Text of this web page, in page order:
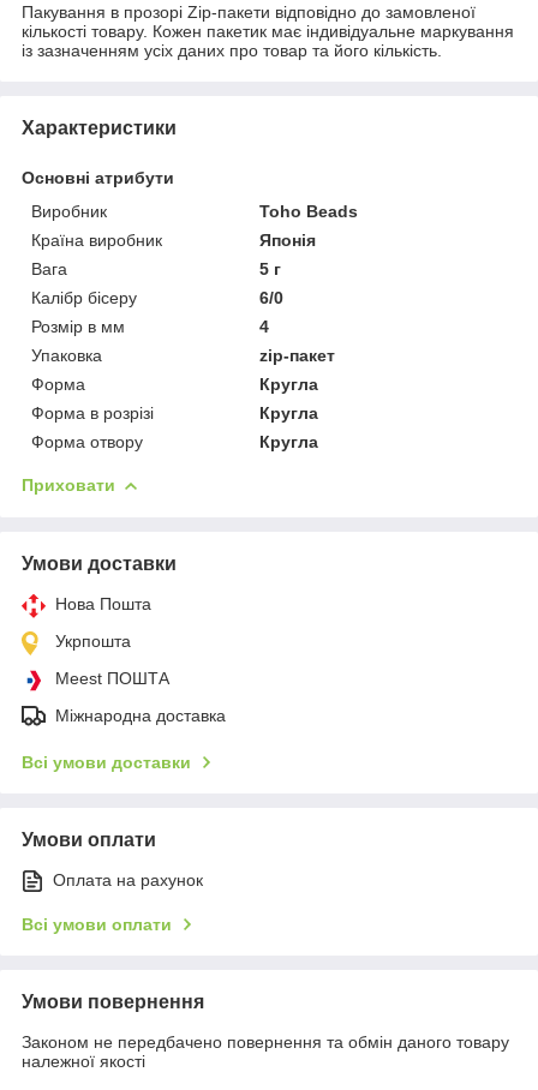
Пакування в прозорі Zip-пакети відповідно до замовленої
кількості товару. Кожен пакетик має індивідуальне маркування
із зазначенням усіх даних про товар та його кількість.
Характеристики
Основні атрибути
Виробник
Toho Beads
Країна виробник
Японія
Вага
5 г
Калібр бісеру
6/0
Розмір в мм
4
Упаковка
zip-пакет
Форма
Кругла
Форма в розрізі
Кругла
Форма отвору
Кругла
Приховати
Умови доставки
Нова Пошта
Укрпошта
Meest ПОШТА
Міжнародна доставка
Всі умови доставки
Умови оплати
Оплата на рахунок
Всі умови оплати
Умови повернення
Законом не передбачено повернення та обмін даного товару
належної якості